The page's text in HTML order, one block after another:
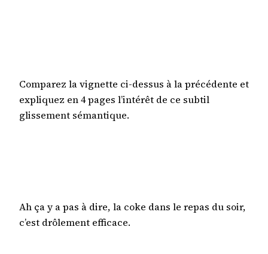
Comparez la vignette ci-dessus à la précédente et
expliquez en 4 pages l’intérêt de ce subtil
glissement sémantique.
Ah ça y a pas à dire, la coke dans le repas du soir,
c’est drôlement efficace.